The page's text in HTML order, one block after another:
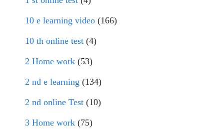
10 e learning video (166)
10 th online test (4)
2 Home work (53)
2 nd e learning (134)
2 nd online Test (10)
3 Home work (75)